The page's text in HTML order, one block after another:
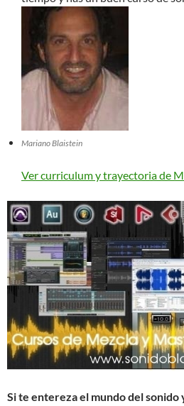
Mariano Blaistein
Ver curriculum y trayectoria de
Si te entereza el mundo del sonido